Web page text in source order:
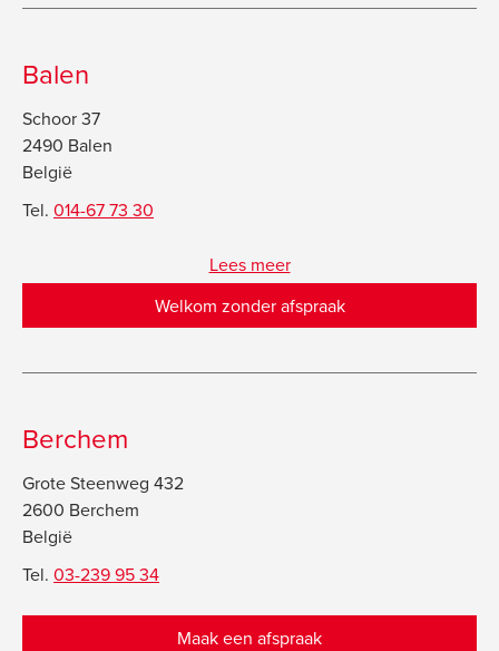
Balen
Schoor 37
2490 Balen
België
Tel. 014-67 73 30
Lees meer
Welkom zonder afspraak
Berchem
Grote Steenweg 432
2600 Berchem
België
Tel. 03-239 95 34
Maak een afspraak